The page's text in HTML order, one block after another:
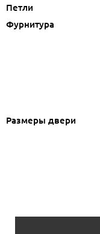
Петли
Фурнитура
Размеры двери